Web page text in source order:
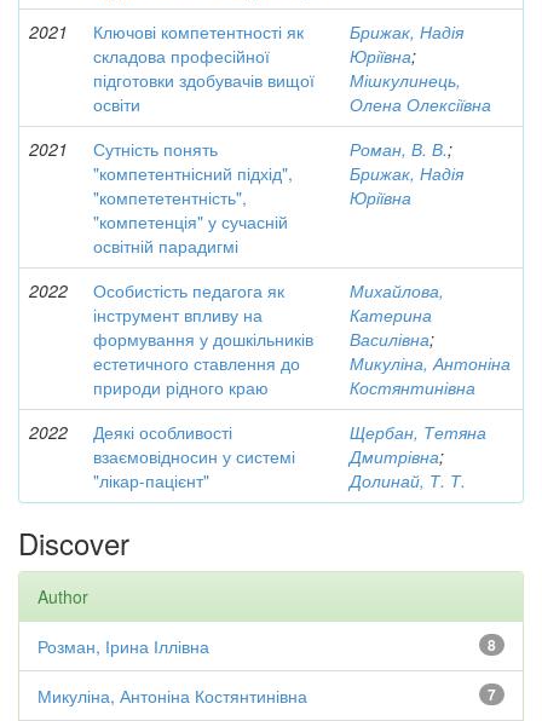
2021
Ключові компетентності як
складова професійної
підготовки здобувачів вищої
освіти
Брижак, Надія
Юріївна;
Мішкулинець,
Олена Олексіївна
2021
Сутність понять
"компетентнісний підхід",
"компететентність",
"компетенція" у сучасній
освітній парадигмі
Роман, В. В.;
Брижак, Надія
Юріївна
2022
Особистість педагога як
інструмент впливу на
формування у дошкільників
естетичного ставлення до
природи рідного краю
Михайлова,
Катерина
Василівна;
Микуліна, Антоніна
Костянтинівна
2022
Деякі особливості
взаємовідносин у системі
"лікар-пацієнт"
Щербан, Тетяна
Дмитрівна;
Долинай, Т. Т.
Discover
Author
8
Розман, Ірина Іллівна
7
Микуліна, Антоніна Костянтинівна